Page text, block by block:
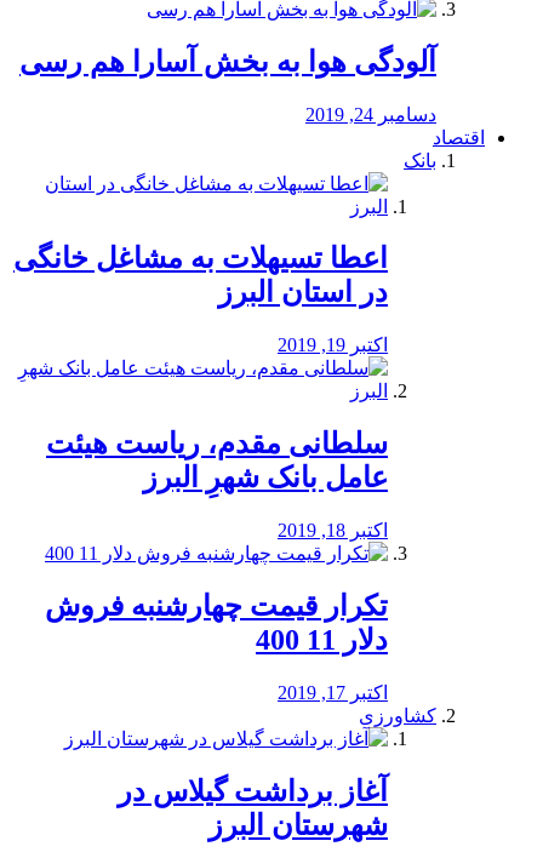
آلودگی هوا به بخش آسارا هم رسی
دسامبر 24, 2019
اقتصاد
بانک
️اعطا تسیهلات به مشاغل خانگی
در استان البرز
اکتبر 19, 2019
سلطانی مقدم، ریاست هیئت
عامل بانک شهرِ البرز
اکتبر 18, 2019
تکرار قیمت چهارشنبه فروش
دلار 11 400
اکتبر 17, 2019
کشاورزی
آغاز برداشت گیلاس در
شهرستان البرز